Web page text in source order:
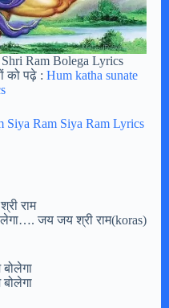
Ram Bolega Lyrics
को पढ़े : Hum katha sunate
Siya Ram Siya Ram Lyrics
राम
जय जय श्री राम(koras)